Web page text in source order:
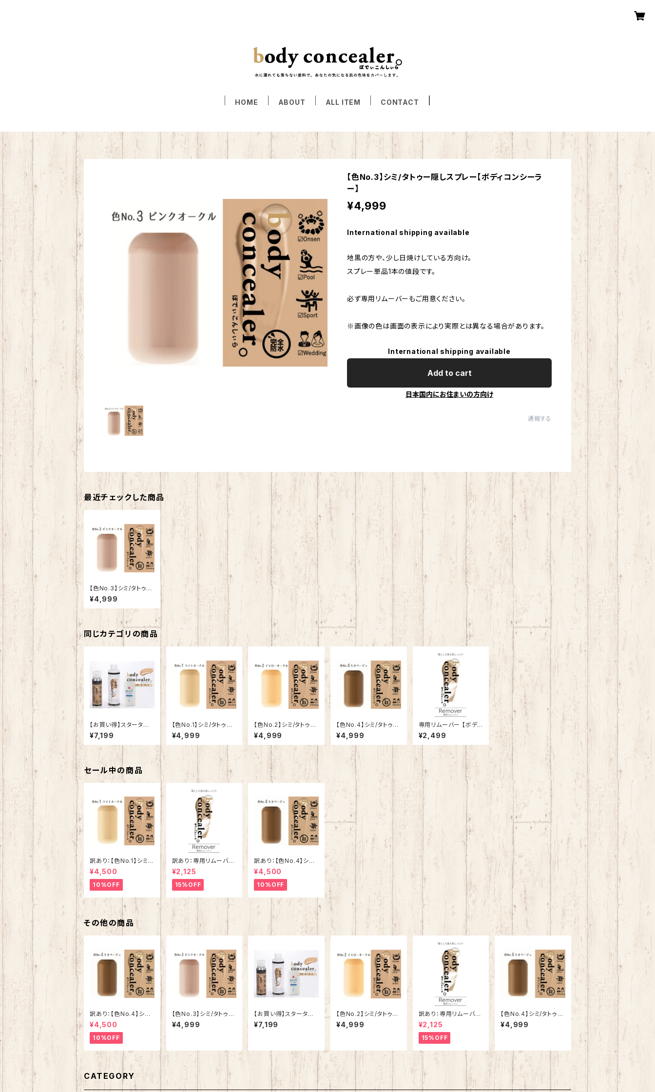
HOME ABOUT ALL ITEM CONTACT
【色No.3】シミ/タトゥー隠しスプレー【ボディコンシーラ
ー】
¥4,999
International shipping available
地黒の方や、少し日焼けしている方向け。
スプレー単品1本の値段です。
必ず専用リムーバーもご用意ください。
※画像の色は画面の表示により実際とは異なる場合があります。
International shipping available
Add to cart
日本国内にお住まいの方向け
通報する
最近チェックした商品
【色No.3】シミ/タトゥー
隠しスプレー【ボディコ
ンシーラー】
¥4,999
同じカテゴリの商品
【お買い得】スターター
キット【ボディコンシーラ
ー】
¥7,199
【色No.1】シミ/タトゥー
隠しスプレー【ボディコ
ンシーラー】
¥4,999
【色No.2】シミ/タトゥー
隠しスプレー【ボディコ
ンシーラー】
¥4,999
【色No.4】シミ/タトゥー
隠しスプレー【ボディコ
ンシーラー】
¥4,999
専用リムーバー 【ボディ
コンシーラー】
¥2,499
セール中の商品
訳あり：【色No.1】シミ/
タトゥー隠しスプレー
【ボディコンシーラー】
¥4,500
10%OFF
訳あり：専用リムーバー
【ボディコンシーラー】
¥2,125
15%OFF
訳あり：【色No.4】シミ/
タトゥー隠しスプレー
【ボディコンシーラー】
¥4,500
10%OFF
その他の商品
訳あり：【色No.4】シミ/
タトゥー隠しスプレー
【ボディコンシーラー】
¥4,500
10%OFF
【色No.3】シミ/タトゥー
隠しスプレー【ボディコ
ンシーラー】
¥4,999
【お買い得】スターター
キット【ボディコンシーラ
ー】
¥7,199
【色No.2】シミ/タトゥー
隠しスプレー【ボディコ
ンシーラー】
¥4,999
訳あり：専用リムーバー
【ボディコンシーラー】
¥2,125
15%OFF
【色No.4】シミ/タトゥー
隠しスプレー【ボディコ
ンシーラー】
¥4,999
CATEGORY